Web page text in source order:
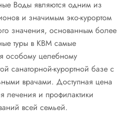
Воды являются одним из
и значимым эко-курортом
значения, основанным более
туры в КВМ самые
особому целебному
санаторной-курортной базе с
врачами. Доступная цена
лечения и профилактики
всей семьей.